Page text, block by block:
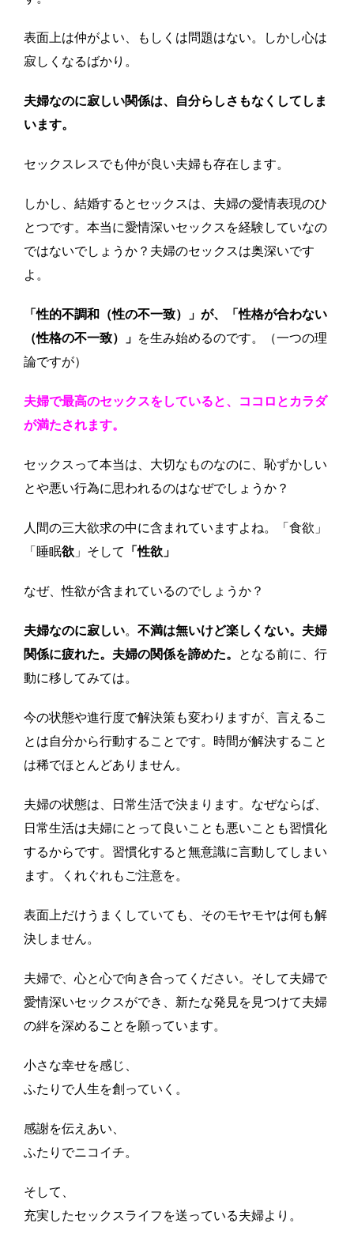
表面上は仲がよい、もしくは問題はない。しかし心は
寂しくなるばかり。
夫婦なのに寂しい関係は、自分らしさもなくしてしま
います。
セックスレスでも仲が良い夫婦も存在します。
しかし、結婚するとセックスは、夫婦の愛情表現のひ
とつです。本当に愛情深いセックスを経験していなの
ではないでしょうか？夫婦のセックスは奥深いです
よ。
「性的不調和（性の不一致）」が、「性格が合わない
（性格の不一致）」 を生み始めるのです。（一つの理
論ですが）
夫婦で最高のセックスをしていると、ココロとカラダ
が満たされます。
セックスって本当は、大切なものなのに、恥ずかしい
とや悪い行為に思われるのはなぜでしょうか？
人間の三大欲求の中に含まれていますよね。「食欲」
「睡眠欲 」そして 「性欲」
なぜ、性欲が含まれているのでしょうか？
夫婦なのに寂しい。 不満は無いけど楽しくない。夫婦
関係に疲れた。夫婦の関係を諦めた。
となる前に、行
動に移してみては。
今の状態や進行度で解決策も変わりますが、言えるこ
とは自分から行動することです。時間が解決すること
は稀でほとんどありません。
夫婦の状態は、日常生活で決まります。なぜならば、
日常生活は夫婦にとって良いことも悪いことも習慣化
するからです。習慣化すると無意識に言動してしまい
ます。くれぐれもご注意を。
表面上だけうまくしていても、そのモヤモヤは何も解
決しません。
夫婦で、心と心で向き合ってください。そして夫婦で
愛情深いセックスができ、新たな発見を見つけて夫婦
の絆を深めることを願っています。
小さな幸せを感じ、
ふたりで人生を創っていく。
感謝を伝えあい、
ふたりでニコイチ。
そして、
充実したセックスライフを送っている夫婦より。